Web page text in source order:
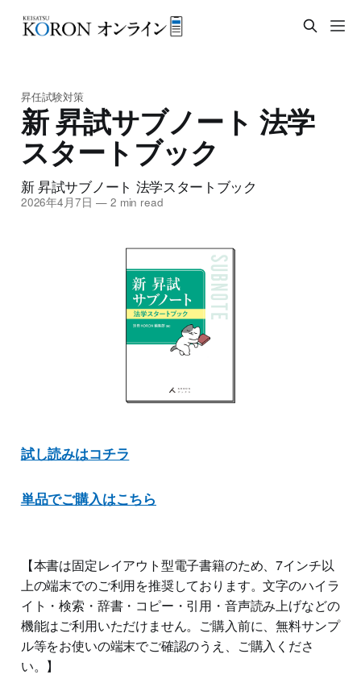
昇任試験対策
新 昇試サブノート 法学
スタートブック
新 昇試サブノート 法学スタートブック
2026年4月7日 —2 min read
試し読みはコチラ
単品でご購入はこちら
【本書は固定レイアウト型電子書籍のため、7インチ以
上の端末でのご利用を推奨しております。文字のハイラ
イト・検索・辞書・コピー・引用・音声読み上げなどの
機能はご利用いただけません。ご購入前に、無料サンプ
ル等をお使いの端末でご確認のうえ、ご購入くださ
い。】